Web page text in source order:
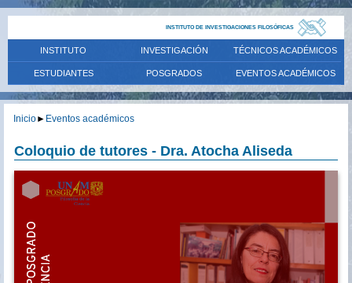
INSTITUTO DE INVESTIGACIONES FILOSÓFICAS
INSTITUTO INVESTIGACIÓN TÉCNICOS ACADÉMICOS
ESTUDIANTES POSGRADOS EVENTOS ACADÉMICOS
Inicio► Eventos académicos
Coloquio de tutores - Dra. Atocha Aliseda